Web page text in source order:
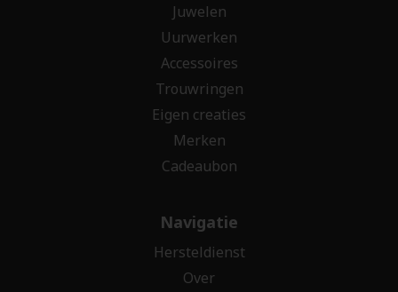
Juwelen
Uurwerken
Accessoires
Trouwringen
Eigen creaties
Merken
Cadeaubon
Navigatie
Hersteldienst
Over